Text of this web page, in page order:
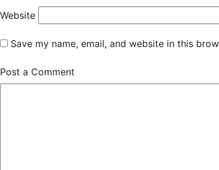
Website
Save my name, email, and website in this
Post a Comment